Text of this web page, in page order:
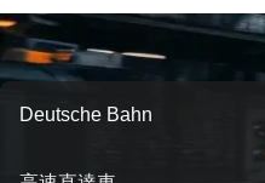
Deutsche Bahn